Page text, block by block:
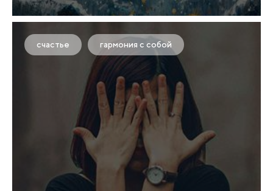
счастье гармония с собой